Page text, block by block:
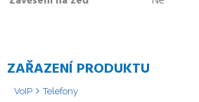
ZAŘAZENÍ PRODUKTU
VoIP Telefony